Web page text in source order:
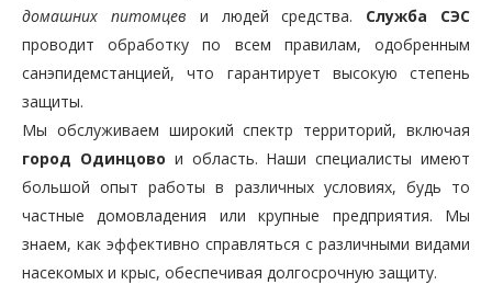
домашних питомцев и людей средства. Служба СЭС
проводит обработку по всем правилам, одобренным
санэпидемстанцией, что гарантирует высокую степень
защиты.
Мы обслуживаем широкий спектр территорий, включая
город Одинцово и область. Наши специалисты имеют
большой опыт работы в различных условиях, будь то
частные домовладения или крупные предприятия. Мы
знаем, как эффективно справляться с различными видами
насекомых и крыс, обеспечивая долгосрочную защиту.